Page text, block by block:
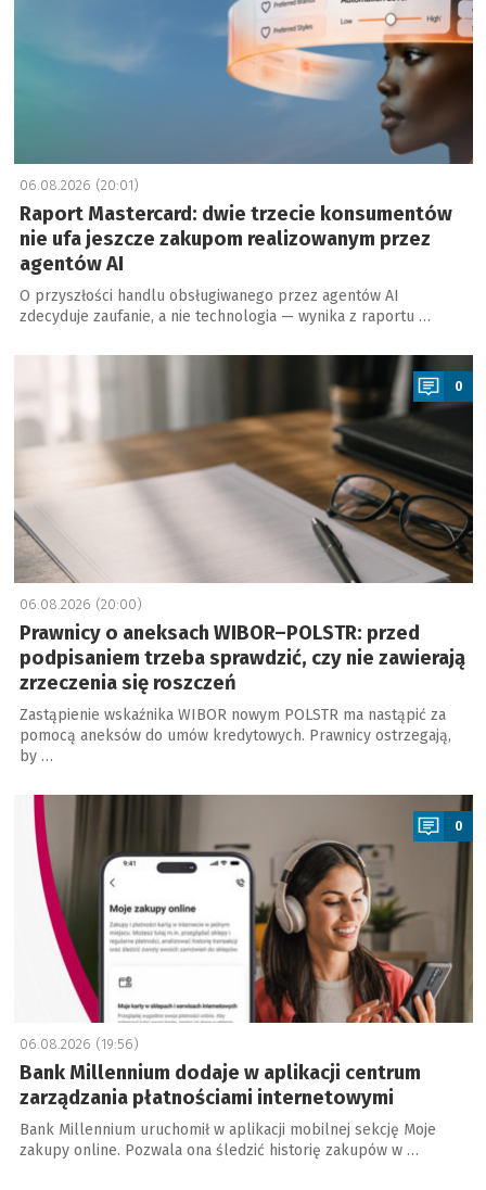
06.08.2026 (20:01)
Raport Mastercard: dwie trzecie konsumentów
nie ufa jeszcze zakupom realizowanym przez
agentów AI
O przyszłości handlu obsługiwanego przez agentów AI
zdecyduje zaufanie, a nie technologia — wynika z raportu …
a
0
06.08.2026 (20:00)
Prawnicy o aneksach WIBOR–POLSTR: przed
podpisaniem trzeba sprawdzić, czy nie zawierają
zrzeczenia się roszczeń
Zastąpienie wskaźnika WIBOR nowym POLSTR ma nastąpić za
pomocą aneksów do umów kredytowych. Prawnicy ostrzegają,
by …
0
06.08.2026 (19:56)
Bank Millennium dodaje w aplikacji centrum
zarządzania płatnościami internetowymi
Bank Millennium uruchomił w aplikacji mobilnej sekcję Moje
zakupy online. Pozwala ona śledzić historię zakupów w …